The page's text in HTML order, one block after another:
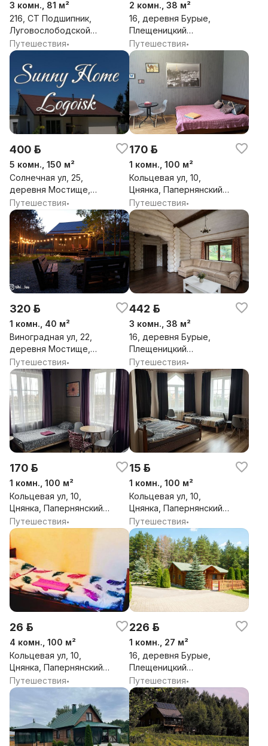
3 комн., 81 м²
216, СТ Подшипник,
Луговослободской
сельсовет, Минский
район, Минская обл.
Путешествия•
2 комн., 38 м²
16, деревня Бурые,
Плещеницкий
сельсовет, Логойский
район, Минская обл.
Путешествия•
400 р.
5 комн., 150 м²
Солнечная ул, 25,
деревня Мостище,
Швабский сельсовет,
Логойский район,
Минская обл.
Путешествия•
170 р.
1 комн., 100 м²
Кольцевая ул, 10,
Цнянка, Папернянский
сельсовет, Минский
район, Минская обл.
Путешествия•
320 р.
1 комн., 40 м²
Виноградная ул, 22,
деревня Мостище,
Швабский сельсовет,
Логойский район,
Минская обл.
Путешествия•
442 р.
3 комн., 38 м²
16, деревня Бурые,
Плещеницкий
сельсовет, Логойский
район, Минская обл.
Путешествия•
170 р.
1 комн., 100 м²
Кольцевая ул, 10,
Цнянка, Папернянский
сельсовет, Минский
район, Минская обл.
Путешествия•
15 р.
1 комн., 100 м²
Кольцевая ул, 10,
Цнянка, Папернянский
сельсовет, Минский
район, Минская обл.
Путешествия•
26 р.
4 комн., 100 м²
Кольцевая ул, 10,
Цнянка, Папернянский
сельсовет, Минский
район, Минская обл.
Путешествия•
226 р.
1 комн., 27 м²
16, деревня Бурые,
Плещеницкий
сельсовет, Логойский
район, Минская обл.
Путешествия•